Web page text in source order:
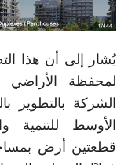
يُشار إلى أن هذا
لمحفظة الأراضي
الشركة
الأوسط للتنمية